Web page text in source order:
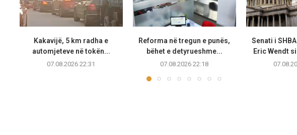
Kakavijë, 5 km radha e
automjeteve në tokën...
07.08.2026 22:31
Reforma në tregun e punës,
bëhet e detyrueshme...
07.08.2026 22:18
Senati i
Eric Wendt